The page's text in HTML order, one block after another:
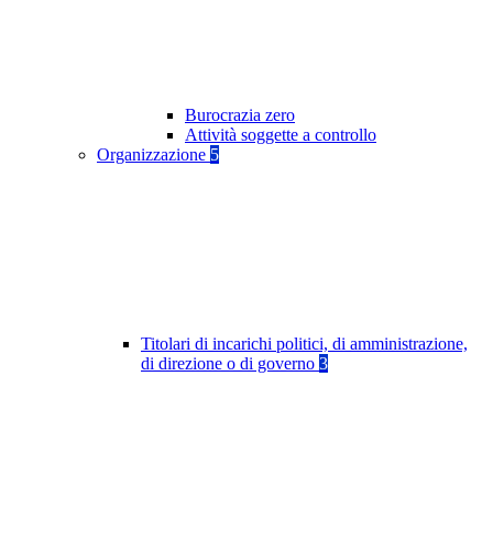
Burocrazia zero
Attività soggette a controllo
Organizzazione 5
Titolari di incarichi politici, di amministrazione,
di direzione o di governo 3